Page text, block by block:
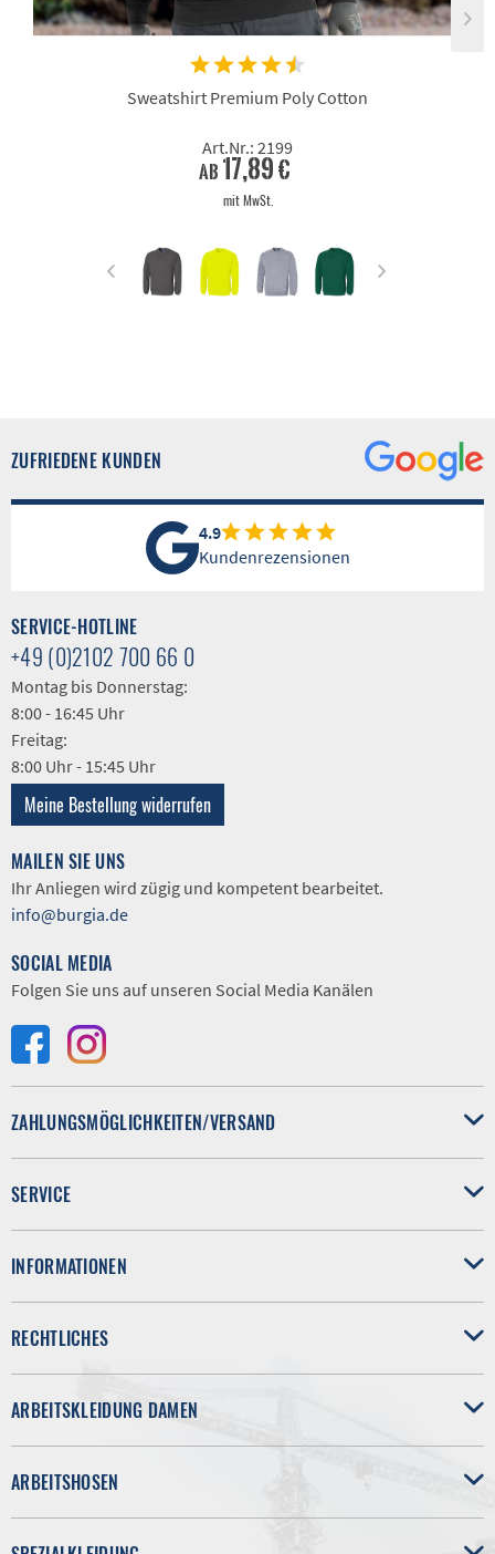
Sweatshirt Premium Poly Cotton
Art.Nr.: 2199
ab 17,89 €
mit MwSt.
ZUFRIEDENE KUNDEN
4.9
Kundenrezensionen
SERVICE-HOTLINE
+49 (0)2102 700 66 0
Montag bis Donnerstag:
8:00 - 16:45 Uhr
Freitag:
8:00 Uhr - 15:45 Uhr
Meine Bestellung widerrufen
MAILEN SIE UNS
Ihr Anliegen wird zügig und kompetent bearbeitet.
info@burgia.de
SOCIAL MEDIA
Folgen Sie uns auf unseren Social Media Kanälen
ZAHLUNGSMÖGLICHKEITEN/VERSAND
SERVICE
INFORMATIONEN
RECHTLICHES
ARBEITSKLEIDUNG DAMEN
ARBEITSHOSEN